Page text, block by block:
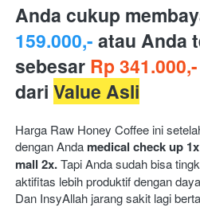
Anda cukup
159.000,- atau Anda
sebesar Rp 341.000,-
dari Value Asli
Harga Raw Honey Coffee ini
dengan Anda medical check up
mall 2x. Tapi Anda sudah bisa
aktifitas lebih produktif dengan
Dan InsyAllah jarang sakit lagi